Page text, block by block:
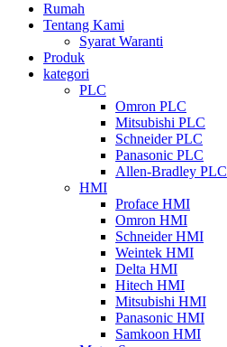
Rumah
Tentang Kami
Syarat Waranti
Produk
kategori
PLC
Omron PLC
Mitsubishi PLC
Schneider PLC
Panasonic PLC
Allen-Bradley PLC
HMI
Proface HMI
Omron HMI
Schneider HMI
Weintek HMI
Delta HMI
Hitech HMI
Mitsubishi HMI
Panasonic HMI
Samkoon HMI